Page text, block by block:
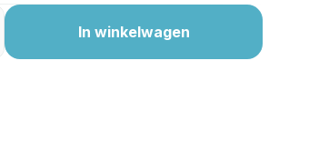
In winkelwagen